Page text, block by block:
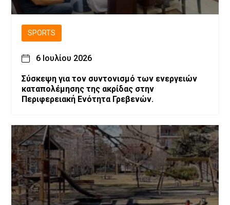
SPORTS
6 Ιουλίου 2026
Σύσκεψη για τον συντονισμό των ενεργειών
καταπολέμησης της ακρίδας στην
Περιφερειακή Ενότητα Γρεβενών.